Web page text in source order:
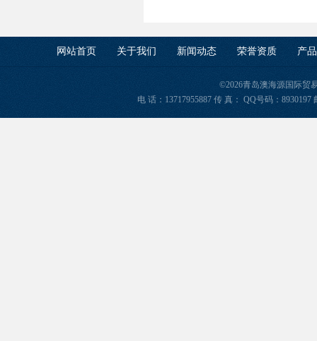
网站首页 关于我们 新闻动态 荣誉资质 产
©2026青岛澳海源国际贸
电 话：13717955887 传 真： QQ号码：